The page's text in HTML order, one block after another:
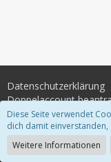
Datenschutzerklärung
Doppelaccount
Diese Seite verwendet
dich damit einverstanden,
Weitere Informationen